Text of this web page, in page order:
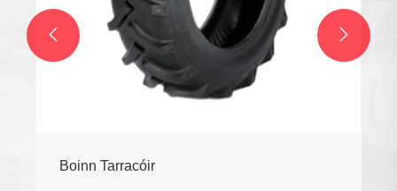
Boinn Tarracóir
 